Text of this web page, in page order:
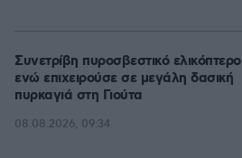
Συνετρίβη πυροσβεστικό ελικόπτερο
ενώ επιχειρούσε σε μεγάλη δασική
πυρκαγιά στη Γιούτα
08.08.2026, 09:34